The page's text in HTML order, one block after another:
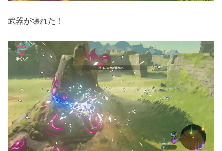
武器が壊れた！